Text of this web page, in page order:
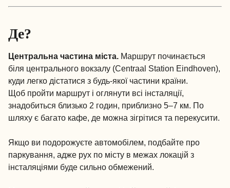
Де?
Центральна частина міста. Маршрут починається
біля центрального вокзалу (Centraal Station Eindhoven),
куди легко дістатися з будь-якої частини країни.
Щоб пройти маршрут і оглянути всі інсталяції,
знадобиться близько 2 годин, приблизно 5–7 км. По
шляху є багато кафе, де можна зігрітися та перекусити.
Якщо ви подорожуєте автомобілем, подбайте про
паркування, адже рух по місту в межах локацій з
інсталяціями буде сильно обмежений.